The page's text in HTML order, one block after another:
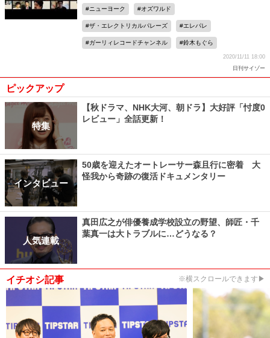
ニューヨーク オズワルド
ザ・エレクトリカルパレーズ エレパレ
ガーリィレコードチャンネル 鈴木もぐら
2020/11/11 18:00
日刊サイゾー
ピックアップ
特集
【秋ドラマ、NHK大河、朝ドラ】大好評「忖度0
レビュー」全話更新！
インタビュー
50歳を迎えたオートレーサー森且行に密着 大
怪我から奇跡の復活ドキュメンタリー
人気連載
真田広之が俳優養成学校設立の野望、師匠・千
葉真一は大トラブルに…どうなる？
イチオシ記事 ※横スクロールできます▶